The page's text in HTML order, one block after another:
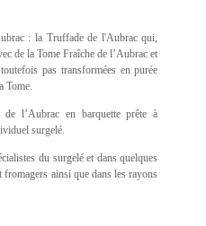
: la Truffade de l'Aubrac qui,
de la Tome Fraîche de l’Aubrac et
pas transformées en purée
Tome.
l’Aubrac en barquette prête à
surgelé.
du surgelé et dans quelques
ainsi que dans les rayons